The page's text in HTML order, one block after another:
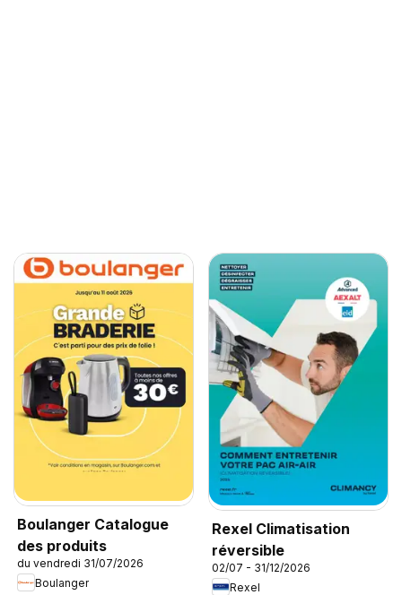
Boulanger Catalogue
des produits
du vendredi 31/07/2026
Boulanger
Rexel Climatisation
réversible
02/07 - 31/12/2026
Rexel